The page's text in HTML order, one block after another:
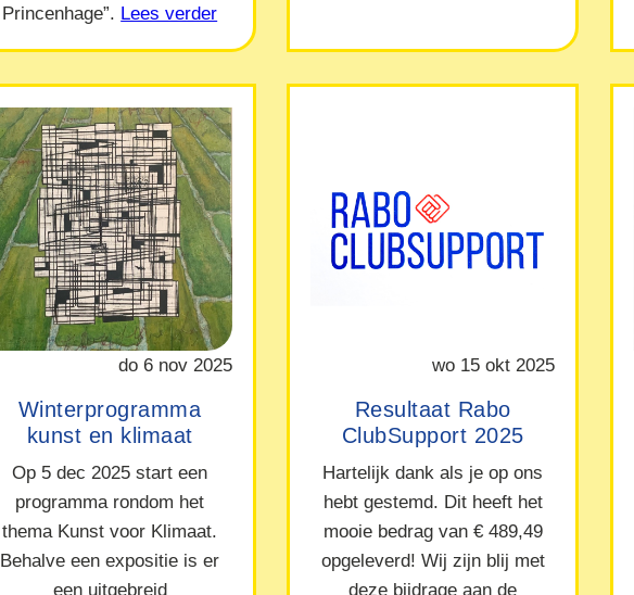
Princenhage”. Lees verder
do 6 nov 2025
Winterprogramma
kunst en klimaat
Op 5 dec 2025 start een
programma rondom het
thema Kunst voor Klimaat.
Behalve een expositie is er
een uitgebreid
wo 15 okt 2025
Resultaat Rabo
ClubSupport 2025
Hartelijk dank als je op ons
hebt gestemd. Dit heeft het
mooie bedrag van € 489,49
opgeleverd! Wij zijn blij met
deze bijdrage aan de